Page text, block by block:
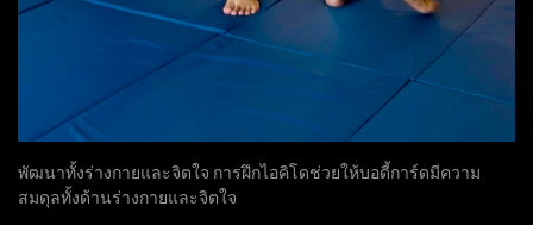
พัฒนาทั้งร่างกายและจิตใจ การฝึกไอคิโดช่วยให้บอดี้การ์ดมีความ
สมดุลทั้งด้านร่างกายและจิตใจ